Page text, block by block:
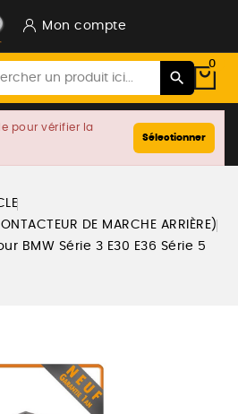
Mon compte
0
pour vérifier la
Sélectionner
DE MARCHE ARRIÈRE)
BMW Série 3 E30 E36 Série 5